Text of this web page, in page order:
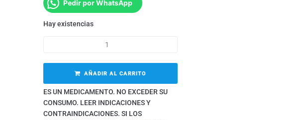
Pedir por WhatsApp
Hay existencias
AÑADIR AL CARRITO
ES UN MEDICAMENTO. NO EXCEDER SU
CONSUMO. LEER INDICACIONES Y
CONTRAINDICACIONES. SI LOS